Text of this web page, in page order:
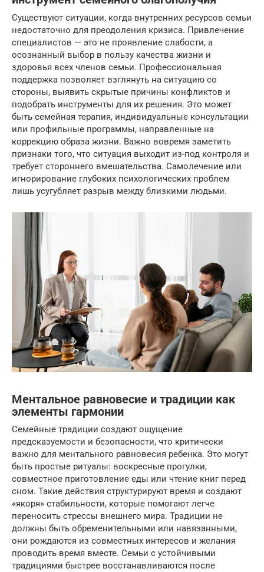
Существуют ситуации, когда внутренних ресурсов семьи
недостаточно для преодоления кризиса. Привлечение
специалистов — это не проявление слабости, а
осознанный выбор в пользу качества жизни и
здоровья всех членов семьи. Профессиональная
поддержка позволяет взглянуть на ситуацию со
стороны, выявить скрытые причины конфликтов и
подобрать инструменты для их решения. Это может
быть семейная терапия, индивидуальные консультации
или профильные программы, направленные на
коррекцию образа жизни. Важно вовремя заметить
признаки того, что ситуация выходит из-под контроля и
требует стороннего вмешательства. Самолечение или
игнорирование глубоких психологических проблем
лишь усугубляет разрыв между близкими людьми.
Ментальное равновесие и традиции как
элементы гармонии
Семейные традиции создают ощущение
предсказуемости и безопасности, что критически
важно для ментального равновесия ребенка. Это могут
быть простые ритуалы: воскресные прогулки,
совместное приготовление еды или чтение книг перед
сном. Такие действия структурируют время и создают
«якоря» стабильности, которые помогают легче
переносить стрессы внешнего мира. Традиции не
должны быть обременительными или навязанными,
они рождаются из совместных интересов и желания
проводить время вместе. Семьи с устойчивыми
традициями быстрее восстанавливаются после